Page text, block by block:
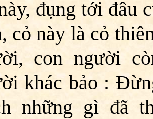
đụng tới đâu
cỏ này là cỏ
con người
khác bảo :
những gì đã